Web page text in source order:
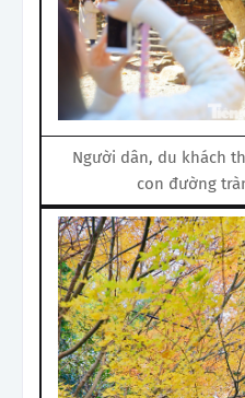
Người dân, du khách
con đường